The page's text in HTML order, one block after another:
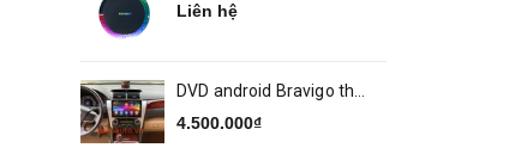
Liên hệ
DVD android Bravigo theo
xe Camry 2014 2018
4.500.000₫